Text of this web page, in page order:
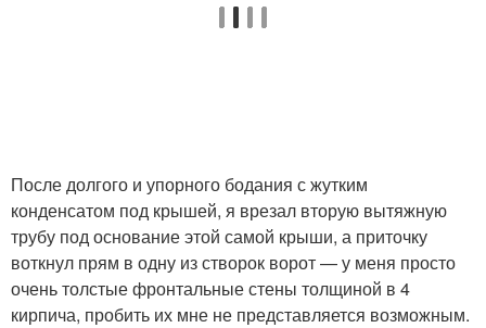
После долгого и упорного бодания с жутким
конденсатом под крышей, я врезал вторую вытяжную
трубу под основание этой самой крыши, а приточку
воткнул прям в одну из створок ворот — у меня просто
очень толстые фронтальные стены толщиной в 4
кирпича, пробить их мне не представляется возможным.